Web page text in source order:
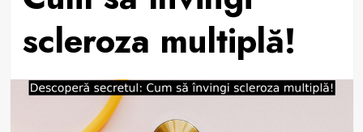
scleroza multiplă!